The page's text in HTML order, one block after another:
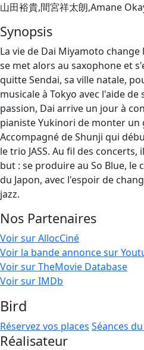
山田裕貴,間宮祥太朗,Amane
Synopsis
La vie de Dai Miyamoto
se met alors au saxophone et
quitte Sendai, sa ville natale,
musicale à Tokyo avec l'aide de
passion, Dai arrive un jour à
pianiste Yukinori de monter un
Accompagné de Shunji qui
le trio JASS. Au fil des
but : se produire au So Blue, le
du Japon, avec l'espoir de
jazz.
Nos Partenaires
Voir sur AllocCiné
Voir la bande annonce sur
Voir sur TheMovie Database
Voir sur IMDb
Bird
Réservez vos places Séances
Réalisateur